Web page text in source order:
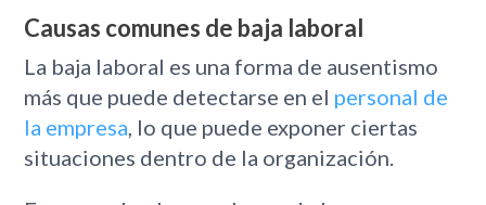
Causas comunes de baja laboral
La baja laboral es una forma de ausentismo
más que puede detectarse en el personal de
la empresa, lo que puede exponer ciertas
situaciones dentro de la organización.